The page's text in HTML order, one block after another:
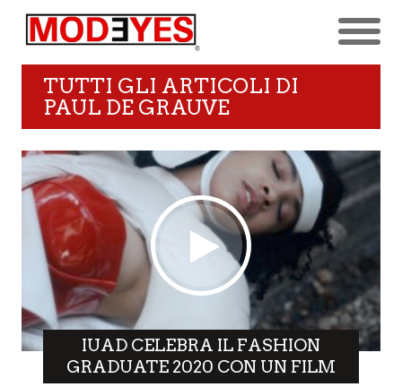
TUTTI GLI ARTICOLI DI
PAUL DE GRAUVE
IUAD CELEBRA IL FASHION
GRADUATE 2020 CON UN FILM